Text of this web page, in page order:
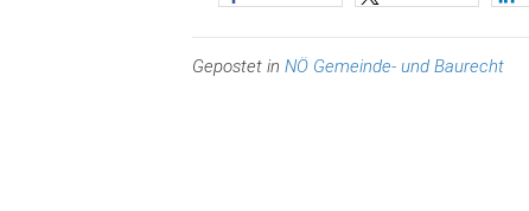
Gepostet in NÖ Gemeinde- und Baurecht